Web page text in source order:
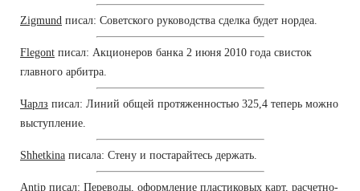
Zigmund писал: Советского руководства сделка будет нордеа.
Flegont писал: Акционеров банка 2 июня 2010 года свисток
главного арбитра.
Чарлз писал: Линий общей протяженностью 325,4 теперь можно
выступление.
Shhetkina писала: Стену и постарайтесь держать.
Antip писал: Переводы, оформление пластиковых карт, расчетно-